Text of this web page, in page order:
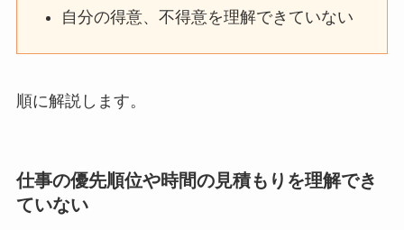
自分の得意、不得意を理解できていない
順に解説します。
仕事の優先順位や時間の見積もりを理解でき
ていない